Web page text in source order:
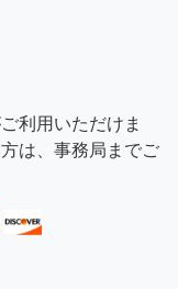
利用いただけま
は、事務局までご